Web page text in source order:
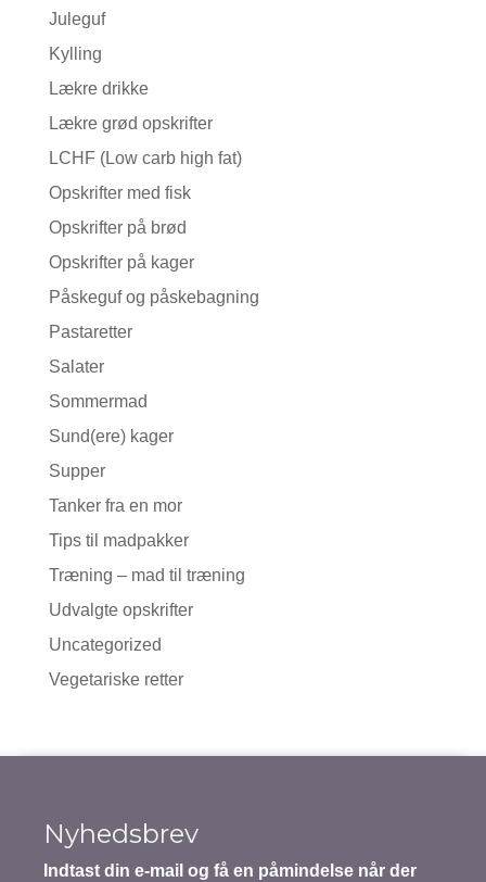
Juleguf
Kylling
Lækre drikke
Lækre grød opskrifter
LCHF (Low carb high fat)
Opskrifter med fisk
Opskrifter på brød
Opskrifter på kager
Påskeguf og påskebagning
Pastaretter
Salater
Sommermad
Sund(ere) kager
Supper
Tanker fra en mor
Tips til madpakker
Træning – mad til træning
Udvalgte opskrifter
Uncategorized
Vegetariske retter
Nyhedsbrev
Indtast din e-mail og få en påmindelse når der